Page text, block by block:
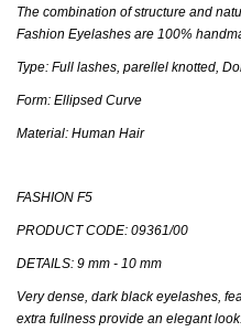
The combination of structure and
Fashion Eyelashes are 100%
Type: Full lashes, parellel knotted,
Form: Ellipsed Curve
Material: Human Hair
FASHION F5
PRODUCT CODE: 09361/00
DETAILS: 9 mm - 10 mm
Very dense, dark black eyelashes,
extra fullness provide an elegant